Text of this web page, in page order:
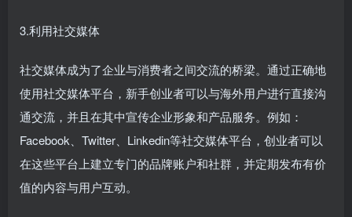
3.利用社交媒体
社交媒体成为了企业与消费者之间交流的桥梁。通过正确地
使用社交媒体平台，新手创业者可以与海外用户进行直接沟
通交流，并且在其中宣传企业形象和产品服务。例如：
Facebook、Twitter、Linkedin等社交媒体平台，创业者可以
在这些平台上建立专门的品牌账户和社群，并定期发布有价
值的内容与用户互动。